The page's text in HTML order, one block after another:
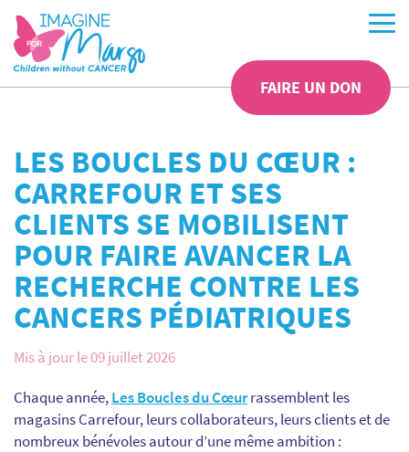
FAIRE UN DON
LES BOUCLES DU CŒUR :
CARREFOUR ET SES
CLIENTS SE MOBILISENT
POUR FAIRE AVANCER LA
RECHERCHE CONTRE LES
CANCERS PÉDIATRIQUES
Mis à jour le 09 juillet 2026
Chaque année,Les Boucles du Cœurrassemblent les
magasins Carrefour, leurs collaborateurs, leurs clients et de
nombreux bénévoles autour d’une même ambition :